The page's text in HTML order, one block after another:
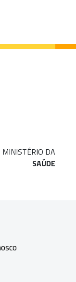
MINISTÉRIO DA
SAÚDE